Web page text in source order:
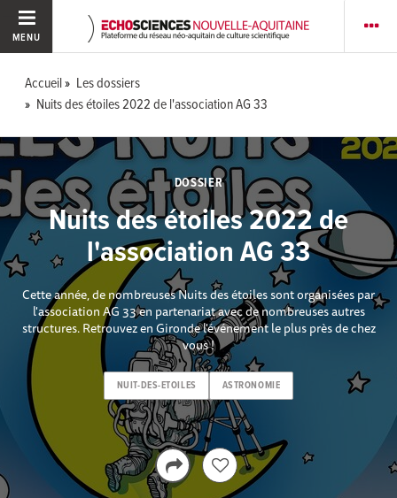
MENU
Accueil
Les dossiers
Nuits des étoiles 2022 de l'association AG 33
DOSSIER
Nuits des étoiles 2022 de
l'association AG 33
Cette année, de nombreuses Nuits des étoiles sont organisées par
l'association AG 33 en partenariat avec de nombreuses autres
structures. Retrouvez en Gironde l'événement le plus près de chez
vous !
NUIT-DES-ETOILES ASTRONOMIE